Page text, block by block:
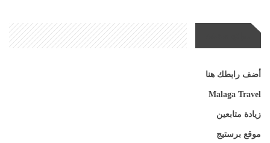
أضف رابطك هنا
Malaga Travel
زيادة متابعين
موقع برستيج